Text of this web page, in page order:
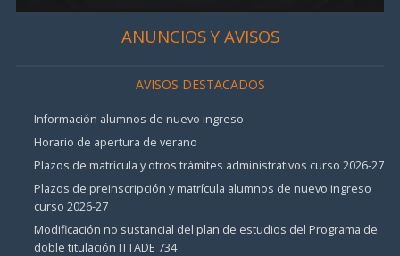
ANUNCIOS Y AVISOS
AVISOS DESTACADOS
Información alumnos de nuevo ingreso
Horario de apertura de verano
Plazos de matrícula y otros trámites administrativos curso 2026-27
Plazos de preinscripción y matrícula alumnos de nuevo ingreso
curso 2026-27
Modificación no sustancial del plan de estudios del Programa de
doble titulación ITTADE 734